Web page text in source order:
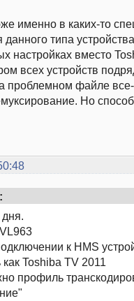
именно в каких-то
данного типа
настройках вместо
всех устройств
проблемном файле все-
Но
к HMS
Toshiba TV 2011
профиль